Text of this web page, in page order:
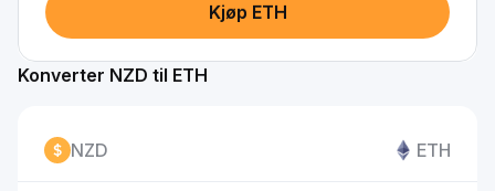
Kjøp ETH
Konverter NZD til ETH
NZD ETH